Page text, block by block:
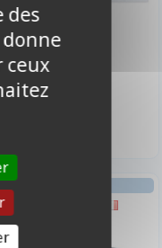
24,90 €
des
donne
ceux